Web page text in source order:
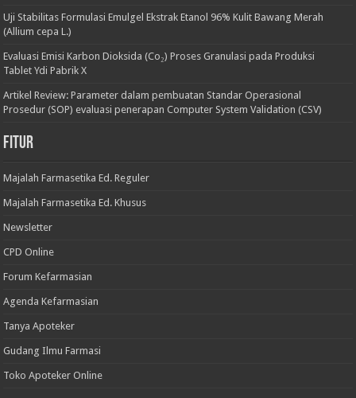
Uji Stabilitas Formulasi Emulgel Ekstrak Etanol 96% Kulit Bawang Merah
(Allium cepa L.)
Evaluasi Emisi Karbon Dioksida (Co₂) Proses Granulasi pada Produksi
Tablet Ydi Pabrik X
Artikel Review: Parameter dalam pembuatan Standar Operasional
Prosedur (SOP) evaluasi penerapan Computer System Validation (CSV)
Fitur
Majalah Farmasetika Ed. Reguler
Majalah Farmasetika Ed. Khusus
Newsletter
CPD Online
Forum Kefarmasian
Agenda Kefarmasian
Tanya Apoteker
Gudang Ilmu Farmasi
Toko Apoteker Online